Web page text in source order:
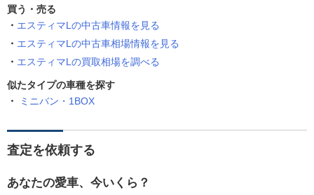
買う・売る
エスティマLの中古車情報を見る
エスティマLの中古車相場情報を見る
エスティマLの買取相場を調べる
似たタイプの車種を探す
ミニバン・1BOX
査定を依頼する
あなたの愛車、今いくら？